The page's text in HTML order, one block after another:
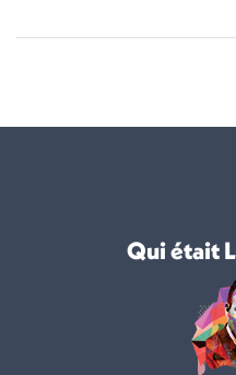
Qui était